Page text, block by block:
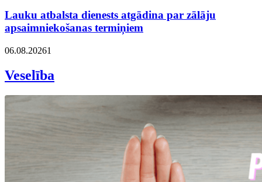
Lauku atbalsta dienests atgādina par zālāju
apsaimniekošanas termiņiem
06.08.20261
Veselība